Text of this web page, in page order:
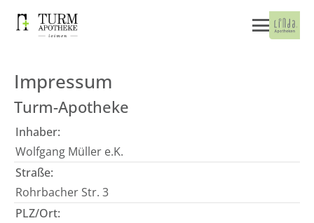
Impressum
Turm-Apotheke
Inhaber:
Wolfgang Müller e.K.
Straße:
Rohrbacher Str. 3
PLZ/Ort: